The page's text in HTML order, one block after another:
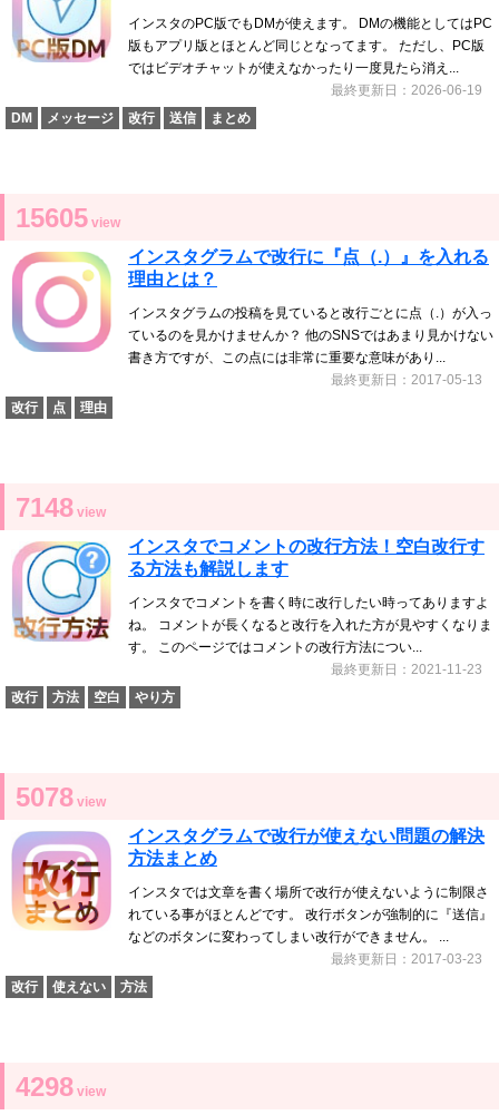
インスタのPC版でもDMが使えます。 DMの機能としてはPC
版もアプリ版とほとんど同じとなってます。 ただし、PC版
ではビデオチャットが使えなかったり一度見たら消え...
最終更新日：2026-06-19
DM
メッセージ 改行 送信 まとめ
15605 view
インスタグラムで改行に『点（.）』を入れる
理由とは？
インスタグラムの投稿を見ていると改行ごとに点（.）が入っ
ているのを見かけませんか？ 他のSNSではあまり見かけない
書き方ですが、この点には非常に重要な意味があり...
最終更新日：2017-05-13
改行
点 理由
7148 view
インスタでコメントの改行方法！空白改行す
る方法も解説します
インスタでコメントを書く時に改行したい時ってありますよ
ね。 コメントが長くなると改行を入れた方が見やすくなりま
す。 このページではコメントの改行方法につい...
最終更新日：2021-11-23
改行
方法 空白 やり方
5078 view
インスタグラムで改行が使えない問題の解決
方法まとめ
インスタでは文章を書く場所で改行が使えないように制限さ
れている事がほとんどです。 改行ボタンが強制的に『送信』
などのボタンに変わってしまい改行ができません。 ...
最終更新日：2017-03-23
改行
使えない 方法
4298 view